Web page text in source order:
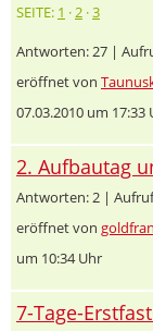
SEITE: 1 ·2 ·3
Antworten: 27 |
eröffnet von
07.03.2010 um 17:33
2. Aufbautag
Antworten: 2 |
eröffnet von
um 10:34 Uhr
7-Tage-